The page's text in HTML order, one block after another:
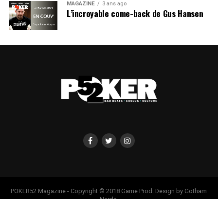
MAGAZINE 3 ans ago
L’incroyable come-back de Gus Hansen
POKER52 Magazine - Copyright © 2018 Game Prod. Design by Gotham